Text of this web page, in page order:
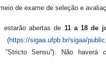
de exame de seleção e
estarão abertas de 11 a 18 de
(https://sigaa.ufpb.br/sigaa/public
“Stricto Sensu”). Não haverá